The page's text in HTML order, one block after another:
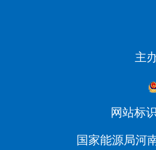
主
网站标
国家能源局河